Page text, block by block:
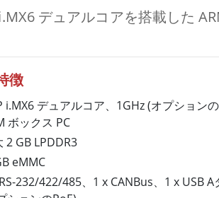
ズ
IP67設計
PC
防衛パネルPC
防衛ディスプレイ /
地上管制ステーショ
レード
ブレット
PC
インテリジェン
テム
ステーション
デュアルコアを搭載した
徴
i.MX6 デュアルコア、1GHz (オプションの
ボックス PC
2 GB LPDDR3
eMMC
232/422/485、1 x CANBus、1 x USB A